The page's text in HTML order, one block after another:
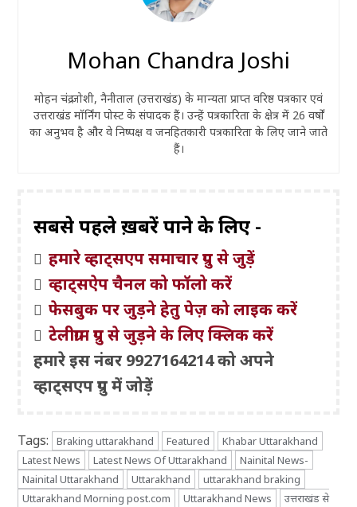
Mohan Chandra Joshi
मोहन चंद्र जोशी, नैनीताल (उत्तराखंड) के मान्यता प्राप्त वरिष्ठ पत्रकार एवं
उत्तराखंड मॉर्निंग पोस्ट के संपादक हैं। उन्हें पत्रकारिता के क्षेत्र में 26 वर्षों
का अनुभव है और वे निष्पक्ष व जनहितकारी पत्रकारिता के लिए जाने जाते
हैं।
सबसे पहले ख़बरें पाने के लिए -
हमारे व्हाट्सएप समाचार ग्रुप से जुड़ें
व्हाट्सऐप चैनल को फॉलो करें
फेसबुक पर जुड़ने हेतु पेज़ को लाइक करें
टेलीग्राम ग्रुप से जुड़ने के लिए क्लिक करें
हमारे इस नंबर 9927164214 को अपने
व्हाट्सएप ग्रुप में जोड़ें
Tags: Braking uttarakhand Featured
Khabar Uttarakhand
Latest News
Latest News Of Uttarakhand
Nainital News-
Nainital Uttarakhand
Uttarakhand
uttarakhand braking
Uttarakhand Morning post.com
Uttarakhand News
उत्तराखंड से